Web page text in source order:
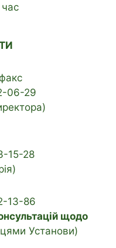
час
06-29
15-28
13-86
щодо
Установи)